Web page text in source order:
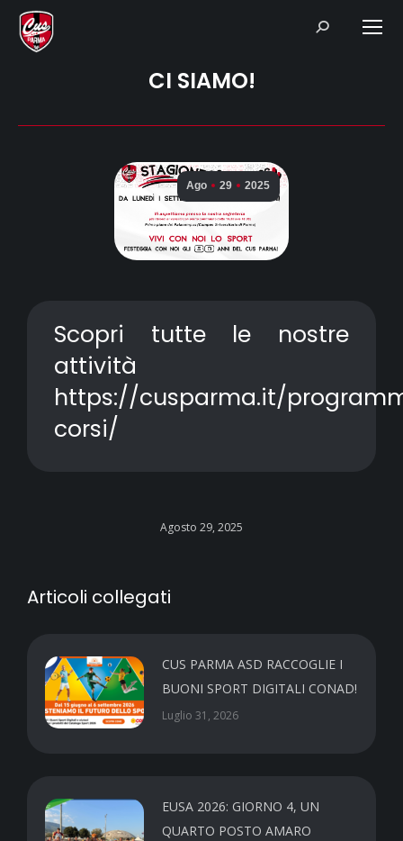
Search:
CI SIAMO!
Ago 29 2025
Scopri tutte le nostre
attività
https://cusparma.it/
corsi/
Agosto 29, 2025
Articoli collegati
CUS PARMA ASD RACCOGLIE I
BUONI SPORT DIGITALI CONAD!
Luglio 31, 2026
EUSA 2026: GIORNO 4, UN
QUARTO POSTO AMARO